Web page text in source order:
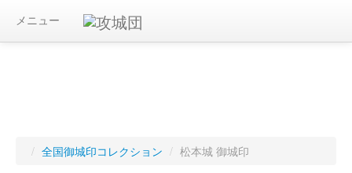
メニュー
/ 全国御城印コレクション / 松本城 御城印